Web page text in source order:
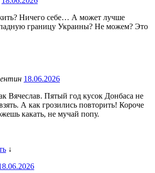
Ничего себе… А может лучше
границу Украины? Не можем? Это
18.06.2026
Вячеслав. Пятый год кусок Донбаса не
А как грозились повторить! Короче
какать, не мучай попу.
↓